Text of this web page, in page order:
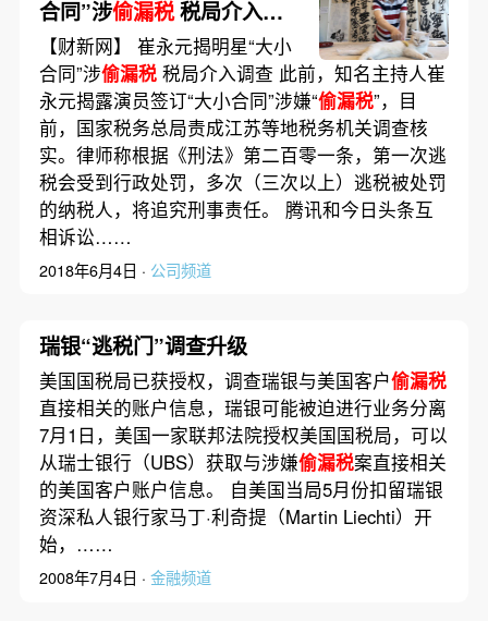
合同”涉偷漏税税局介入调
查；美光等芯片企业遭中国
反垄断机构调查
【财新网】 崔永元揭明星“大小
合同”涉偷漏税税局介入调查 此前，知名主持人崔
永元揭露演员签订“大小合同”涉嫌“偷漏税”，目
前，国家税务总局责成江苏等地税务机关调查核
实。律师称根据《刑法》第二百零一条，第一次逃
税会受到行政处罚，多次（三次以上）逃税被处罚
的纳税人，将追究刑事责任。 腾讯和今日头条互
相诉讼……
2018年6月4日 · 公司频道
瑞银“逃税门”调查升级
美国国税局已获授权，调查瑞银与美国客户偷漏税
直接相关的账户信息，瑞银可能被迫进行业务分离
7月1日，美国一家联邦法院授权美国国税局，可以
从瑞士银行（UBS）获取与涉嫌偷漏税案直接相关
的美国客户账户信息。 自美国当局5月份扣留瑞银
资深私人银行家马丁·利奇提（Martin Liechti）开
始，……
2008年7月4日 · 金融频道